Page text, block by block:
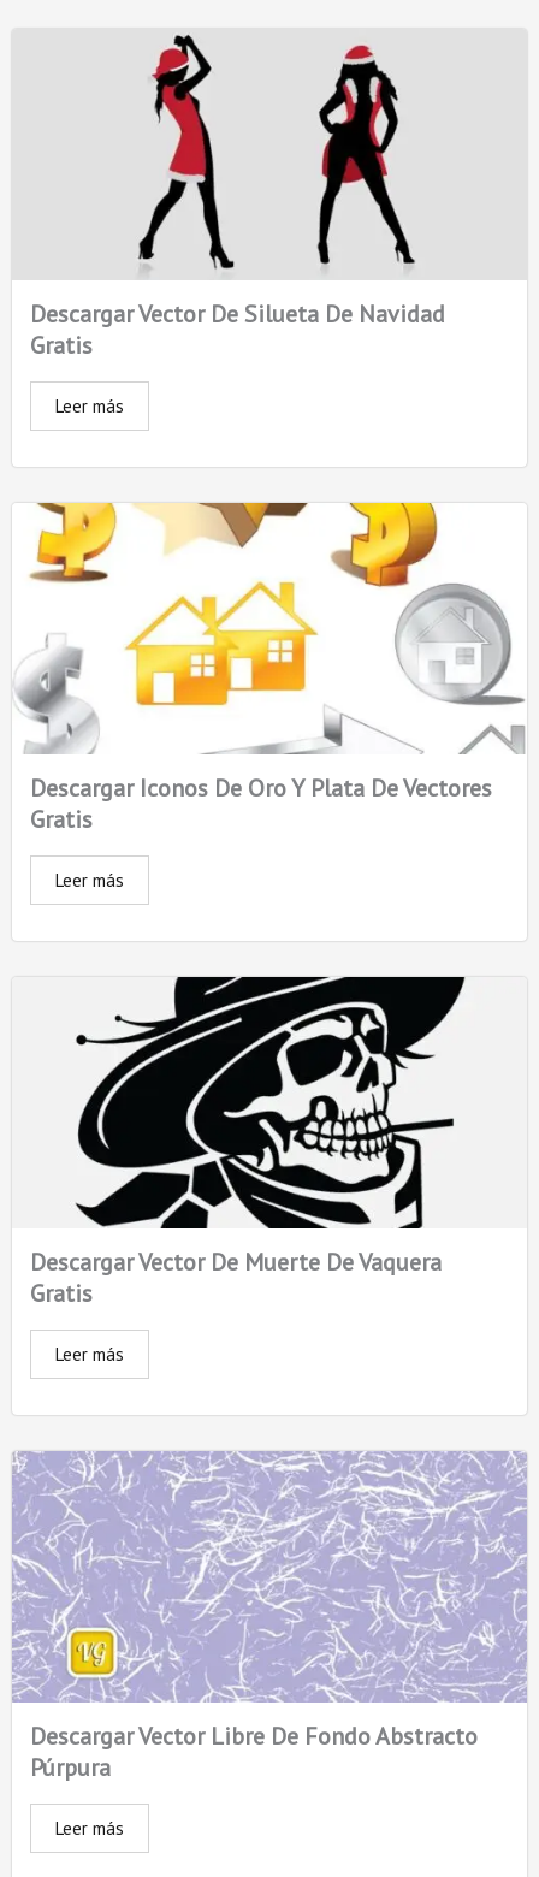
Descargar Vector De Silueta De Navidad
Gratis
Leer más
Descargar Iconos De Oro Y Plata De Vectores
Gratis
Leer más
Descargar Vector De Muerte De Vaquera
Gratis
Leer más
Descargar Vector Libre De Fondo Abstracto
Púrpura
Leer más